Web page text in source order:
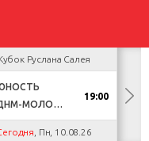
Руслана Салея
ДНМ-МОЛОДЕЧНО
19:00
, Пн, 10.08.26